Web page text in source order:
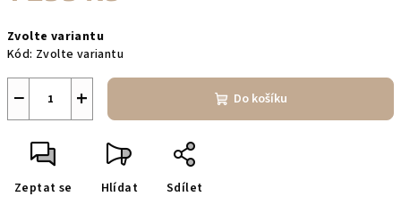
cena:
Zvolte variantu
Kód: Zvolte variantu
+
− Do košíku
Zeptat se Hlídat Sdílet